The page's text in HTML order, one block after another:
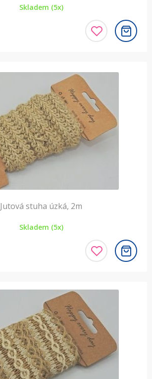
Skladem (5x)
Jutová stuha úzká, 2m
Skladem (5x)